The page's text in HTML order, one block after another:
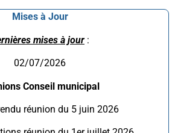
Mises à Jour
mises à jour :
02/07/2026
Conseil municipal
réunion du 5 juin 2026